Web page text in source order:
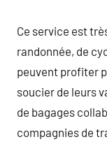
Ce service est
randonnée, de
peuvent profiter
soucier de leurs
de bagages
compagnies de